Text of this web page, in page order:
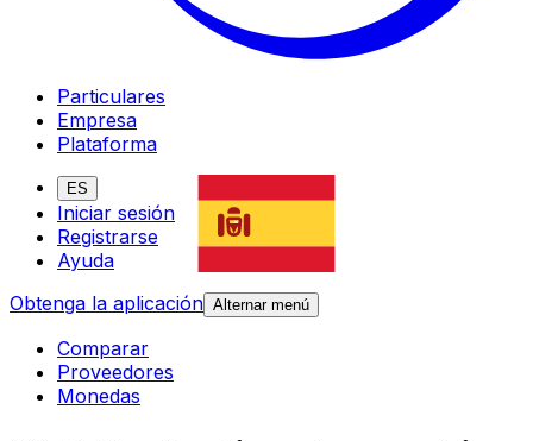
Particulares
Empresa
Plataforma
ES
Iniciar sesión
Registrarse
Ayuda
Obtenga la aplicación Alternar menú
Comparar
Proveedores
Monedas